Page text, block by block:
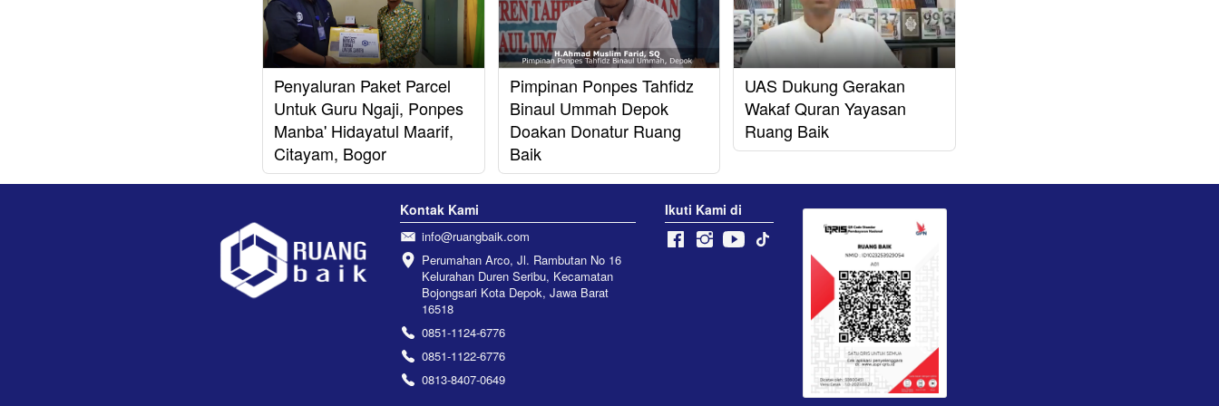
Penyaluran Paket Parcel
Untuk Guru Ngaji, Ponpes
Manba' Hidayatul Maarif,
Citayam, Bogor
Pimpinan Ponpes Tahfidz
Binaul Ummah Depok
Doakan Donatur Ruang
Baik
UAS Dukung Gerakan
Wakaf Quran Yayasan
Ruang Baik
Kontak Kami
info@ruangbaik.com
Perumahan Arco, Jl. Rambutan No 16
Kelurahan Duren Seribu, Kecamatan
Bojongsari Kota Depok, Jawa Barat
16518
0851-1124-6776
0851-1122-6776
0813-8407-0649
Ikuti Kami di